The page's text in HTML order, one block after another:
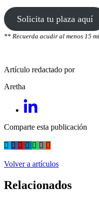
Solicita tu plaza aquí
** Recuerda acudir al menos 15
Artículo redactado por
Aretha
Comparte esta publicación
Volver a artículos
Relacionados